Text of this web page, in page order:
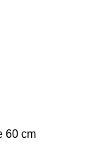
60 cm